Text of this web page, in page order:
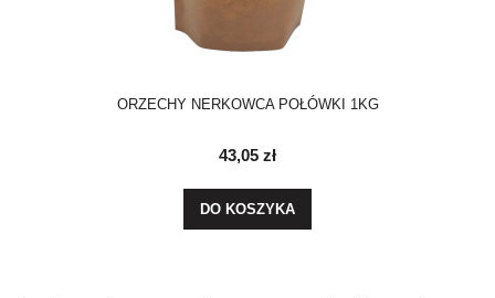
ORZECHY NERKOWCA POŁÓWKI 1KG
43,05 zł
DO KOSZYKA